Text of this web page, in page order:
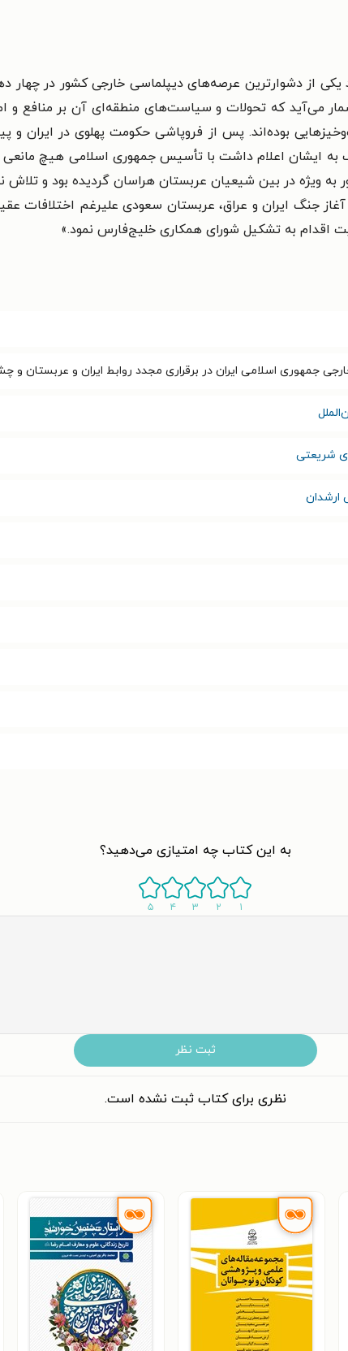
یکی از دشوارترین عرصه‌های دیپلماسی خارجی کشور در چهار
می‌آید که تحولات و سیاست‌های منطقه‌ای آن بر منافع و
بوده‌اند. پس از فروپاشی حکومت پهلوی در ایران و
ایشان اعلام داشت با تأسیس جمهوری اسلامی هیچ
به ویژه در بین شیعیان عربستان هراسان گردیده بود و
آغاز جنگ ایران و عراق، عربستان سعودی علیرغم
جمهوری اسلامی ایران در برقراری مجدد روابط ایران و عربستان و
شریعتی
ارشدان
به این کتاب چه امتیازی می‌دهید؟
۱ ۲ ۳ ۴ ۵
ثبت نظر
نظری برای کتاب ثبت نشده است.